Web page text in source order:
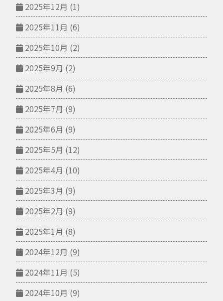
2025年12月 (1)
2025年11月 (6)
2025年10月 (2)
2025年9月 (2)
2025年8月 (6)
2025年7月 (9)
2025年6月 (9)
2025年5月 (12)
2025年4月 (10)
2025年3月 (9)
2025年2月 (9)
2025年1月 (8)
2024年12月 (9)
2024年11月 (5)
2024年10月 (9)